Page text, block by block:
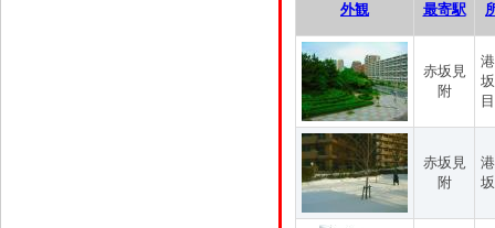
外観 最寄駅
赤坂見
附
目
赤坂見
附